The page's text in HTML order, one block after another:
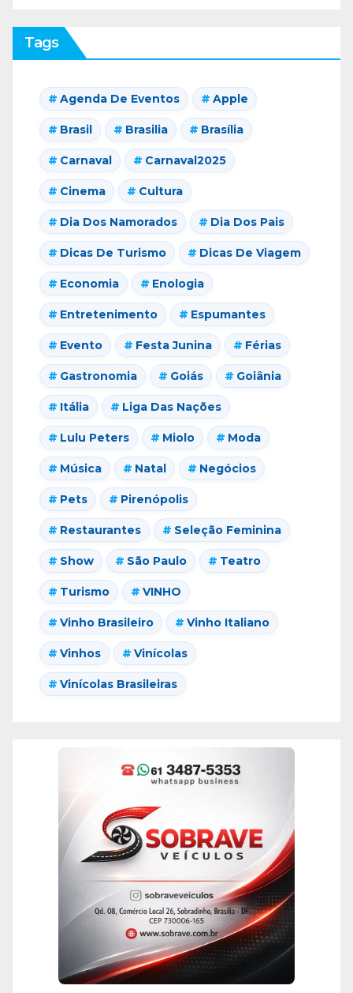
Tags
Agenda De Eventos Apple
Brasil Brasilia Brasília
Carnaval Carnaval2025
Cinema Cultura
Dia Dos Namorados Dia Dos Pais
Dicas De Turismo Dicas De Viagem
Economia Enologia
Entretenimento Espumantes
Evento Festa Junina Férias
Gastronomia Goiás Goiânia
Itália Liga Das Nações
Lulu Peters Miolo Moda
Música Natal Negócios
Pets Pirenópolis
Restaurantes Seleção Feminina
Show São Paulo Teatro
Turismo VINHO
Vinho Brasileiro Vinho Italiano
Vinhos Vinícolas
Vinícolas Brasileiras